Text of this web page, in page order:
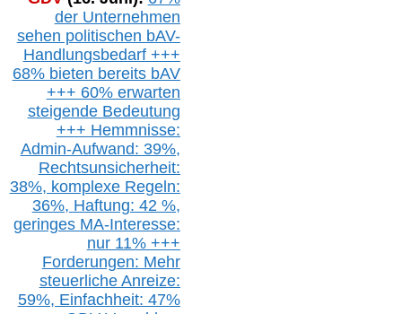
der Unternehmen
sehen politischen bAV-
Handlungsbedarf +++
68% bieten bereits bAV
+++ 60% erwarten
steigende Bedeutung
+++ Hemmnisse:
Admin-Aufwand: 39%,
Rechtsunsicherheit:
38%, komplexe Regeln:
36%, Haftung: 42 %,
geringes MA-Interesse:
nur 11% +++
Forderungen: Mehr
steuerliche Anreize:
59%, Einfachheit: 47%